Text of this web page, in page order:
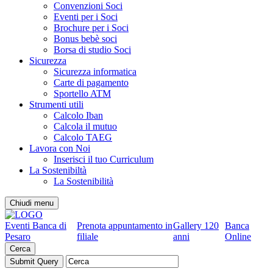
Convenzioni Soci
Eventi per i Soci
Brochure per i Soci
Bonus bebè soci
Borsa di studio Soci
Sicurezza
Sicurezza informatica
Carte di pagamento
Sportello ATM
Strumenti utili
Calcolo Iban
Calcola il mutuo
Calcolo TAEG
Lavora con Noi
Inserisci il tuo Curriculum
La Sostenibiltà
La Sostenibilità
Chiudi menu
Eventi Banca di
Pesaro
Prenota appuntamento in
filiale
Gallery 120
anni
Banca
Online
Cerca